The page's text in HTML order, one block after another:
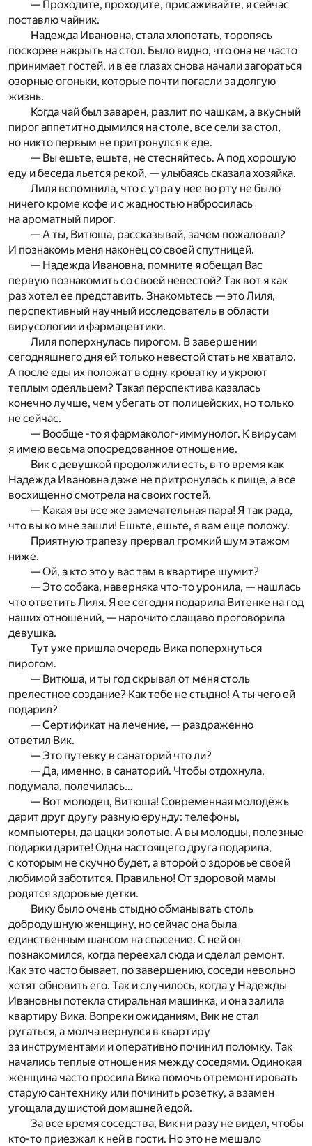
— Проходите, проходите, присаживайте, я сейчас
поставлю чайник.
Надежда Ивановна, стала хлопотать, торопясь
поскорее накрыть на стол. Было видно, что она не часто
принимает гостей, и в ее глазах снова начали загораться
озорные огоньки, которые почти погасли за долгую
жизнь.
Когда чай был заварен, разлит по чашкам, а вкусный
пирог аппетитно дымился на столе, все сели за стол,
но никто первым не притронулся к еде.
— Вы ешьте, ешьте, не стесняйтесь. А под хорошую
еду и беседа льется рекой, — улыбаясь сказала хозяйка.
Лиля вспомнила, что с утра у нее во рту не было
ничего кроме кофе и с жадностью набросилась
на ароматный пирог.
— А ты, Витюша, рассказывай, зачем пожаловал?
И познакомь меня наконец со своей спутницей.
— Надежда Ивановна, помните я обещал Вас
первую познакомить со своей невестой? Так вот я как
раз хотел ее представить. Знакомьтесь — это Лиля,
перспективный научный исследователь в области
вирусологии и фармацевтики.
Лиля поперхнулась пирогом. В завершении
сегодняшнего дня ей только невестой стать не хватало.
А после еды их положат в одну кроватку и укроют
теплым одеяльцем? Такая перспектива казалась
конечно лучше, чем убегать от полицейских, но только
не сейчас.
— Вообще -то я фармаколог-иммунолог. К вирусам
я имею весьма опосредованное отношение.
Вик с девушкой продолжили есть, в то время как
Надежда Ивановна даже не притронулась к пище, а все
восхищенно смотрела на своих гостей.
— Какая вы все же замечательная пара! Я так рада,
что вы ко мне зашли! Ешьте, ешьте, я вам еще положу.
Приятную трапезу прервал громкий шум этажом
ниже.
— Ой, а кто это у вас там в квартире шумит?
— Это собака, наверняка что-то уронила, — нашлась
что ответить Лиля. Я ее сегодня подарила Витенке на год
наших отношений, — нарочито слащаво проговорила
девушка.
Тут уже пришла очередь Вика поперхнуться
пирогом.
— Витюша, и ты год скрывал от меня столь
прелестное создание? Как тебе не стыдно! А ты чего ей
подарил?
— Сертификат на лечение, — раздраженно
ответил Вик.
— Это путевку в санаторий что ли?
— Да, именно, в санаторий. Чтобы отдохнула,
подумала, полечилась…
— Вот молодец, Витюша! Современная молодёжь
дарит друг другу разную ерунду: телефоны,
компьютеры, да цацки золотые. А вы молодцы, полезные
подарки дарите! Одна настоящего друга подарила,
с которым не скучно будет, а второй о здоровье своей
любимой заботится. Правильно! От здоровой мамы
родятся здоровые детки.
Вику было очень стыдно обманывать столь
добродушную женщину, но сейчас она была
единственным шансом на спасение. С ней он
познакомился, когда переехал сюда и сделал ремонт.
Как это часто бывает, по завершению, соседи невольно
хотят обновить его. Так и случилось, когда у Надежды
Ивановны потекла стиральная машинка, и она залила
квартиру Вика. Вопреки ожиданиям, Вик не стал
ругаться, а молча вернулся в квартиру
за инструментами и оперативно починил поломку. Так
начались теплые отношения между соседями. Одинокая
женщина часто просила Вика помочь отремонтировать
старую сантехнику или починить розетку, а взамен
угощала душистой домашней едой.
За все время соседства, Вик ни разу не видел, чтобы
кто-то приезжал к ней в гости. Но это не мешало